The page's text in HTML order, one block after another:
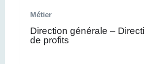
Métier
Direction générale –
de profits